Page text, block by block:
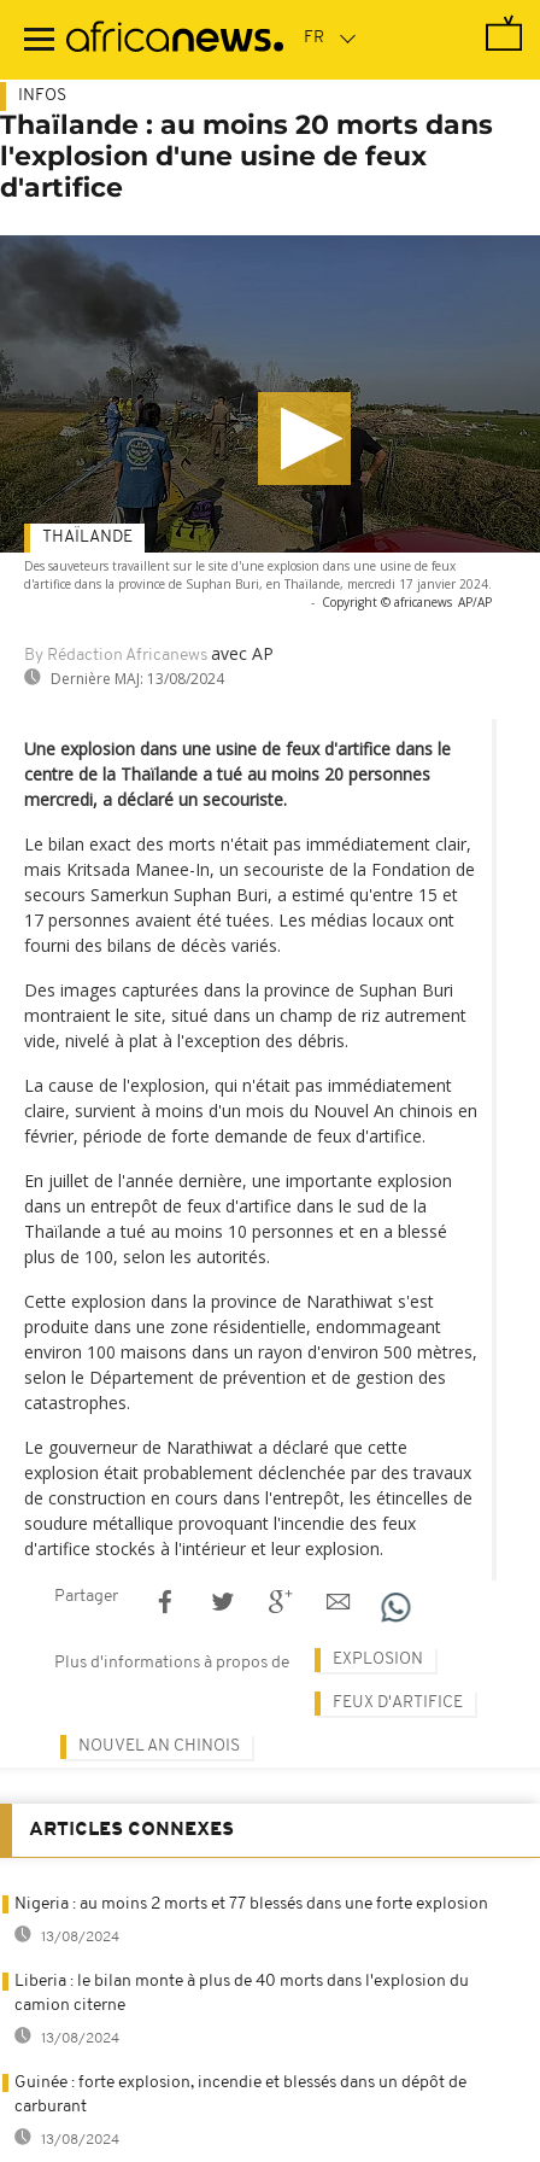
contenu
INFOS
Thaïlande : au moins 20 morts dans
l'explosion d'une usine de feux
d'artifice
Des sauveteurs travaillent sur le site d'une explosion dans une usine de feux
d'artifice dans la province de Suphan Buri, en Thaïlande, mercredi 17 janvier 2024.
- Copyright © africanews AP/AP
By Rédaction Africanews avec AP
Dernière MAJ: 13/08/2024
THAÏLANDE
Une explosion dans une usine de feux d'artifice dans le
centre de la Thaïlande a tué au moins 20 personnes
mercredi, a déclaré un secouriste.
Le bilan exact des morts n'était pas immédiatement clair,
mais Kritsada Manee-In, un secouriste de la Fondation de
secours Samerkun Suphan Buri, a estimé qu'entre 15 et
17 personnes avaient été tuées. Les médias locaux ont
fourni des bilans de décès variés.
Des images capturées dans la province de Suphan Buri
montraient le site, situé dans un champ de riz autrement
vide, nivelé à plat à l'exception des débris.
La cause de l'explosion, qui n'était pas immédiatement
claire, survient à moins d'un mois du Nouvel An chinois en
février, période de forte demande de feux d'artifice.
En juillet de l'année dernière, une importante explosion
dans un entrepôt de feux d'artifice dans le sud de la
Thaïlande a tué au moins 10 personnes et en a blessé
plus de 100, selon les autorités.
Cette explosion dans la province de Narathiwat s'est
produite dans une zone résidentielle, endommageant
environ 100 maisons dans un rayon d'environ 500 mètres,
selon le Département de prévention et de gestion des
catastrophes.
Le gouverneur de Narathiwat a déclaré que cette
explosion était probablement déclenchée par des travaux
de construction en cours dans l'entrepôt, les étincelles de
soudure métallique provoquant l'incendie des feux
d'artifice stockés à l'intérieur et leur explosion.
Partager
Plus d'informations à propos de EXPLOSION
FEUX D'ARTIFICE
NOUVEL AN CHINOIS
ARTICLES CONNEXES
Nigeria : au moins 2 morts et 77 blessés dans une forte explosion
13/08/2024
Liberia : le bilan monte à plus de 40 morts dans l'explosion du
camion citerne
13/08/2024
Guinée : forte explosion, incendie et blessés dans un dépôt de
carburant
13/08/2024